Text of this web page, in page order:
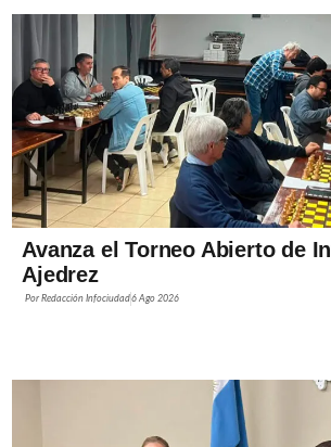
Avanza el Torneo Abierto de
Ajedrez
PorRedacción Infociudad6 Ago 2026